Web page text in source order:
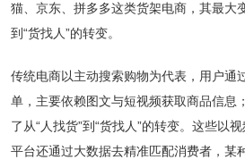
猫、京东、拼多多这类货架电商，其最大
到“货找人”的转变。
传统电商以主动搜索购物为代表，用户通
单，主要依赖图文与短视频获取商品信息
了从“人找货”到“货找人”的转变。这些以
平台还通过大数据去精准匹配消费者，某